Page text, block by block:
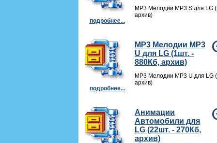
подробнее...
MP3 Мелодии MP3 S для LG
архив)
подробнее...
MP3 Мелодии MP3
U для LG (1шт. -
880Кб, архив)
MP3 Мелодии MP3 U для LG
архив)
Анимации
Автомобили для
LG (22шт. - 270Кб,
архив)